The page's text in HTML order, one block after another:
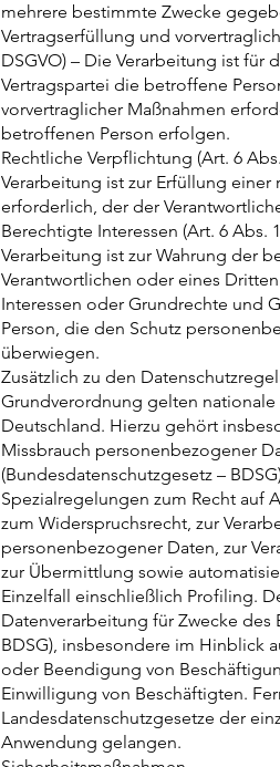
mehrere bestimmte Zwecke
Vertragserfüllung und
DSGVO) – Die Verarbeitung ist für
Vertragspartei die betroffene
vorvertraglicher Maßnahmen
betroffenen Person erfolgen.
Rechtliche Verpflichtung (Art. 6
Verarbeitung ist zur Erfüllung
erforderlich, der der
Berechtigte Interessen (Art. 6 Abs.
Verarbeitung ist zur Wahrung der
Verantwortlichen oder eines
Interessen oder Grundrechte und
Person, die den Schutz
überwiegen.
Zusätzlich zu den
Grundverordnung gelten
Deutschland. Hierzu gehört
Missbrauch personenbezogener
(Bundesdatenschutzgesetz –
Spezialregelungen zum Recht auf
zum Widerspruchsrecht, zur
personenbezogener Daten, zur
zur Übermittlung sowie
Einzelfall einschließlich Profiling.
Datenverarbeitung für Zwecke des
BDSG), insbesondere im Hinblick
oder Beendigung von
Einwilligung von Beschäftigten.
Landesdatenschutzgesetze der
Anwendung gelangen.